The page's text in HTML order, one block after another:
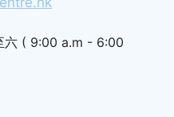
六 ( 9:00 a.m - 6:00